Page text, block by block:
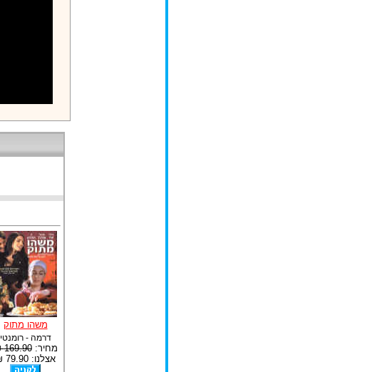
משהו מתוק
דרמה - רומנטי
מחיר:169.90 ₪
אצלנו: 79.90 ₪